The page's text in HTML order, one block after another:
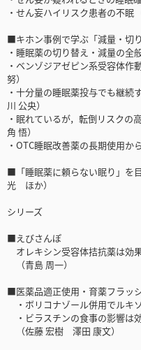
・せん妄ハイリスク患者の不眠
■キホン事例で学ぶ「減量・切
・睡眠薬の切り替え・減量の全
・ベンゾジアゼピン系受容体作
努）
・十分量の睡眠薬投与でも継続
川 公央）
・眠れているが，転倒リスクの
角 悟）
・OTC睡眠改善薬の長期使用か
■「睡眠薬に頼らない眠り」を
光 ほか）
シリーズ
■えびさんぽ
オレキシン受容体拮抗薬は効
（青島 周一）
■医薬品適正使用・育薬フラッ
・ボリコナゾール併⽤でルキ
・ビラスチンの⾷事の影響は
（佐藤 宏樹 澤田 康文）